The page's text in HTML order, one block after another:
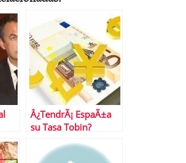
Â¿TendrÃ¡ EspaÃ±a
su Tasa Tobin?